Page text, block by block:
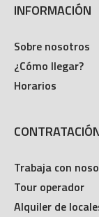
INFORMACIÓN
Sobre nosotros
¿Cómo llegar?
Horarios
Trabaja con
Tour operador
Alquiler de